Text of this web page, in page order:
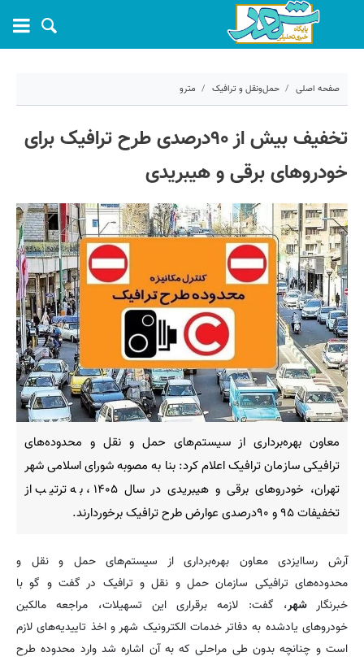
صفحه اصلی حمل‌ونقل و ترافیک مترو
تخفیف بیش از ۹۰درصدی طرح ترافیک برای
خودروهای برقی و هیبریدی
معاون بهره‌برداری از سیستم‌های حمل و نقل و محدوده‌های
ترافیکی سازمان ترافیک اعلام کرد: بنا به مصوبه شورای اسلامی شهر
تهران، خودروهای برقی و هیبریدی در سال ۱۴۰۵، به ترتیب از
تخفیفات ۹۵ و ۹۰درصدی عوارض طرح ترافیک برخوردارند.
آرش رساایزدی معاون بهره‌برداری از سیستم‌های حمل و نقل و
محدوده‌های ترافیکی سازمان حمل و نقل و ترافیک در گفت و گو با
خبرنگارشهر، گفت: لازمه برقراری این تسهیلات، مراجعه مالکین
خودروهای یادشده به دفاتر خدمات الکترونیک شهر و اخذ تاییدیه‌های لازم
است و چنانچه بدون طی مراحلی که به آن اشاره شد وارد محدوده طرح